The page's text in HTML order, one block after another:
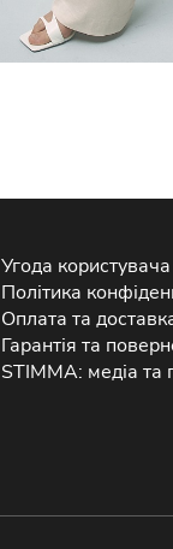
Угода користувача
Політика
Оплата та
Гарантія та
STIMMA: медіа та